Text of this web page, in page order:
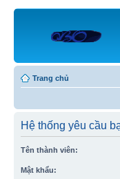
Trang chủ
Hệ thống yêu cầu
Tên thành viên:
Mật khẩu: